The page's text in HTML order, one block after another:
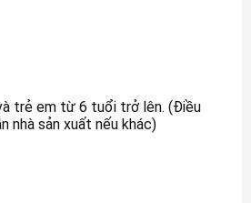
trẻ em từ 6 tuổi trở lên. (Điều
nhà sản xuất nếu khác)